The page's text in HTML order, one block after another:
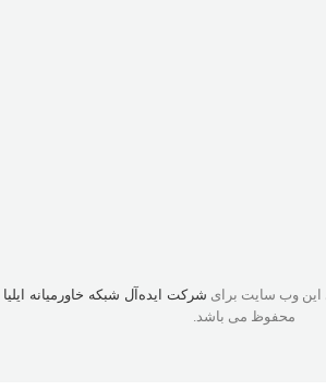
این وب سایت برای شرکت ایده‌آل شبکه خاورمیانه ایلیا
محفوظ می باشد.